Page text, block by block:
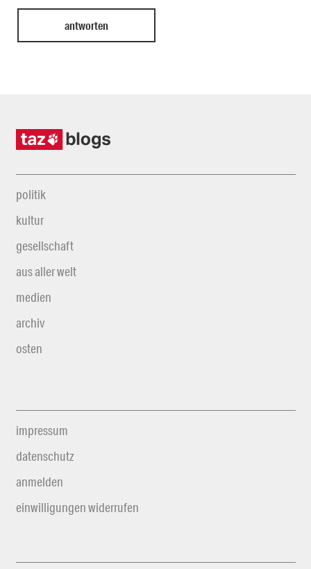
politik
kultur
gesellschaft
aus aller welt
medien
archiv
osten
impressum
datenschutz
anmelden
einwilligungen widerrufen